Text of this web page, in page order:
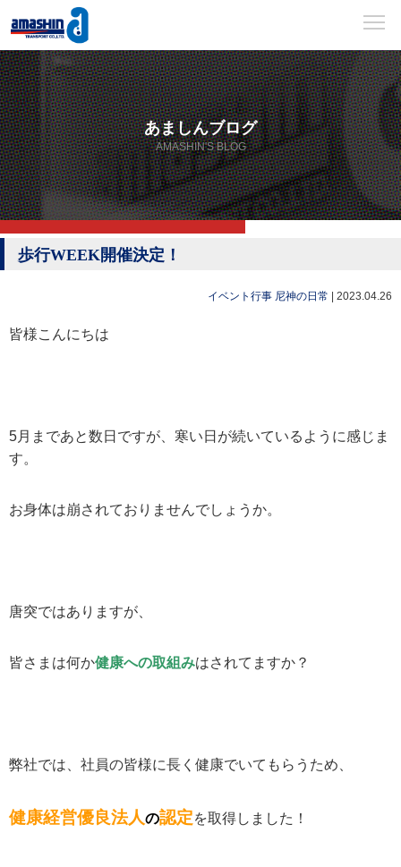
あましんブログ
AMASHIN'S BLOG
歩行WEEK開催決定！
イベント行事 尼神の日常 2023.04.26
皆様こんにちは
5月まであと数日ですが、寒い日が続いているように感じま
す。
お身体は崩されておりませんでしょうか。
唐突ではありますが、
皆さまは何か健康への取組みはされてますか？
弊社では、社員の皆様に長く健康でいてもらうため、
健康経営優良法人の認定を取得しました！